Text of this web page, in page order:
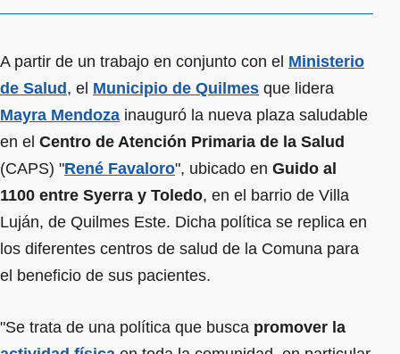
A partir de un trabajo en conjunto con el Ministerio
de Salud , el Municipio de Quilmes que lidera
Mayra Mendoza inauguró la nueva plaza saludable
en el Centro de Atención Primaria de la Salud
(CAPS) "René Favaloro", ubicado en Guido al
1100 entre Syerra y Toledo, en el barrio de Villa
Luján, de Quilmes Este. Dicha política se replica en
los diferentes centros de salud de la Comuna para
el beneficio de sus pacientes.
"Se trata de una política que busca promover la